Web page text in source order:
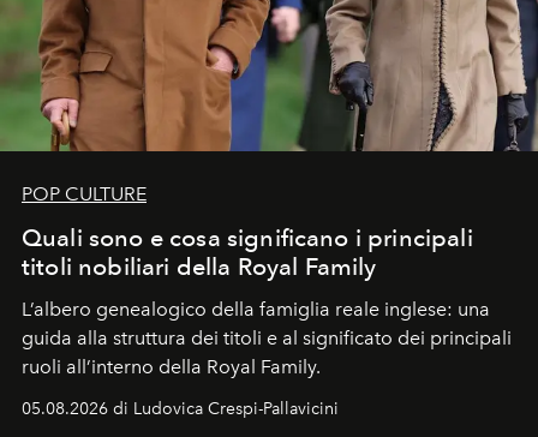
POP CULTURE
Quali sono e cosa significano i principali
titoli nobiliari della Royal Family
L’albero genealogico della famiglia reale inglese: una
guida alla struttura dei titoli e al significato dei principali
ruoli all’interno della Royal Family.
05.08.2026 di Ludovica Crespi-Pallavicini